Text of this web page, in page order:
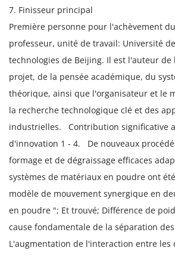
7. Finisseur principal
Première personne pour l'achèvement
professeur, unité de travail: Université
technologies de Beijing. Il est l'auteur de
projet, de la pensée académique, du
théorique, ainsi que l'organisateur et le
la recherche technologique clé et des
industrielles.
Contribution significative
d'innovation 1 - 4.
De nouveaux
formage et de dégraissage efficaces
systèmes de matériaux en poudre ont
modèle de mouvement synergique en
en poudre "; Et trouvé; Différence de
cause fondamentale de la séparation
L'augmentation de l'interaction entre les